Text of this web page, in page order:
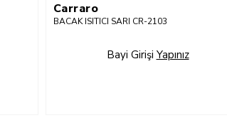
Carraro
BACAK ISITICI SARI CR-2103
Bayi Girişi Yapınız